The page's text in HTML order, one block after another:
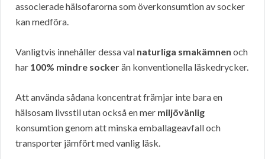
associerade hälsofarorna som överkonsumtion av socker
kan medföra.
Vanligtvis innehåller dessa val naturliga smakämnen och
har 100% mindre sockerän konventionella läskedrycker.
Att använda sådana koncentrat främjar inte bara en
hälsosam livsstil utan också en mer miljövänlig
konsumtion genom att minska emballageavfall och
transporter jämfört med vanlig läsk.